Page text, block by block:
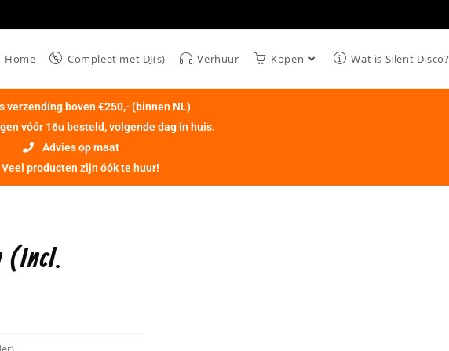
Home Compleet met DJ(s) Verhuur Kopen Wat is Silent Disco?
verzending boven €250,- (binnen NL)
vóór 16u besteld, volgende dag in huis.
Advies op maat
Veel producten zijn óók te huur!
(Incl.